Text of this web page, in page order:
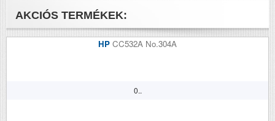
AKCIÓS TERMÉKEK:
HP CC532A No.304A
0..